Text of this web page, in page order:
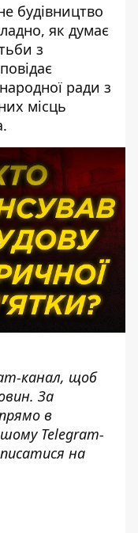
будівництво
як думає
з
ради з
місць
канал, щоб
За
в
Telegram-
на